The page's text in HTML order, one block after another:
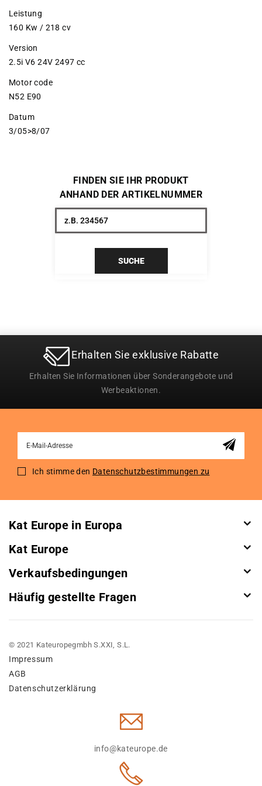
Leistung
160 Kw / 218 cv
Version
2.5i V6 24V 2497 cc
Motor code
N52 E90
Datum
3/05>8/07
FINDEN SIE IHR PRODUKT
ANHAND DER ARTIKELNUMMER
SUCHE
Erhalten Sie exklusive Rabatte
Erhalten Sie Informationen über Sonderangebote und
Werbeaktionen.
for
Ich stimme den Datenschutzbestimmungen zu
Kat Europe in Europa
Kat Europe
Verkaufsbedingungen
Häufig gestellte Fragen
© 2021 Kateuropegmbh S.XXI, S.L.
Impressum
AGB
Datenschutzerklärung
info@kateurope.de